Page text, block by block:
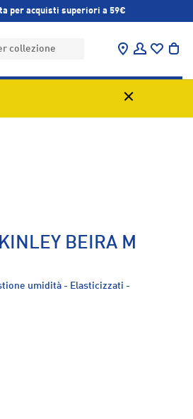
per acquisti superiori a 59€
Trova negozio
Accedi
BEIRA M
umidità - Elasticizzati -